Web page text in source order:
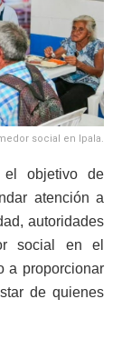
social en Ipala.
objetivo de
atención a
autoridades
social en el
a proporcionar
de quienes